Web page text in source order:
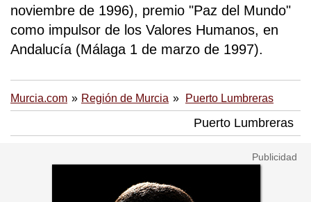
noviembre de 1996), premio "Paz del Mundo"
como impulsor de los Valores Humanos, en
Andalucía (Málaga 1 de marzo de 1997).
Murcia.com Región de Murcia Puerto Lumbreras
Puerto Lumbreras